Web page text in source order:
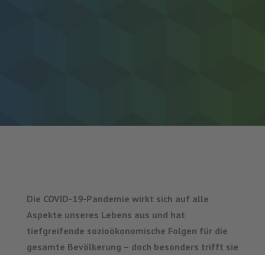
Die COVID-19-Pandemie wirkt sich auf alle
Aspekte unseres Lebens aus und hat
tiefgreifende sozioökonomische Folgen für die
gesamte Bevölkerung – doch besonders trifft sie